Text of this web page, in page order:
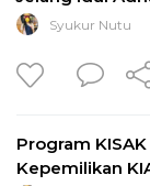
Syukur Nutu
Program
Kepemilikan